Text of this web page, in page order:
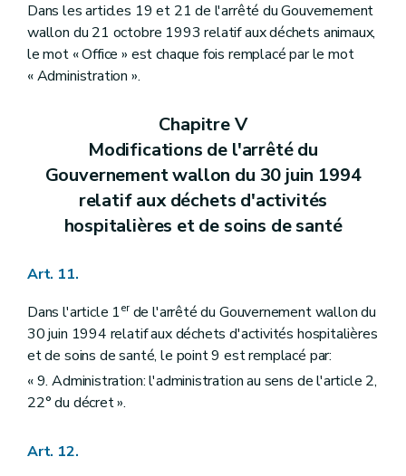
Dans les articles 19 et 21 de l'arrêté du Gouvernement
wallon du 21 octobre 1993 relatif aux déchets animaux,
le mot « Office » est chaque fois remplacé par le mot
« Administration ».
Chapitre V
Modifications de l'arrêté du
Gouvernement wallon du 30 juin 1994
relatif aux déchets d'activités
hospitalières et de soins de santé
Art. 11.
Dans l'article 1erde l'arrêté du Gouvernement wallon du
30 juin 1994 relatif aux déchets d'activités hospitalières
et de soins de santé, le point 9 est remplacé par:
« 9. Administration: l'administration au sens de l'article 2,
22° du décret ».
Art. 12.